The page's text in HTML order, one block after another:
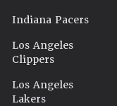
Indiana Pacers
Los Angeles
Clippers
Los Angeles
Lakers